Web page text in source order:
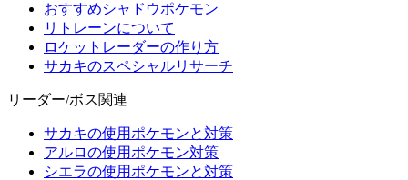
おすすめシャドウポケモン
リトレーンについて
ロケットレーダーの作り方
サカキのスペシャルリサーチ
リーダー/ボス関連
サカキの使用ポケモンと対策
アルロの使用ポケモン対策
シエラの使用ポケモンと対策